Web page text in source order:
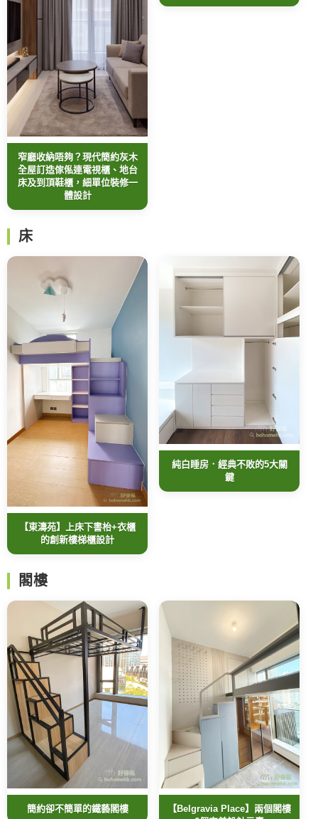
窄廳收納唔夠？現代簡約灰木
全屋訂造傢俬連電視櫃、地台
床及到頂鞋櫃，細單位裝修一
體設計
床
【東濤苑】上床下書枱+衣櫃
的創新樓梯櫃設計
純白睡房．經典不敗的5大關
鍵
閣樓
簡約卻不簡單的鐵藝閣樓
【Belgravia Place】兩個閣樓